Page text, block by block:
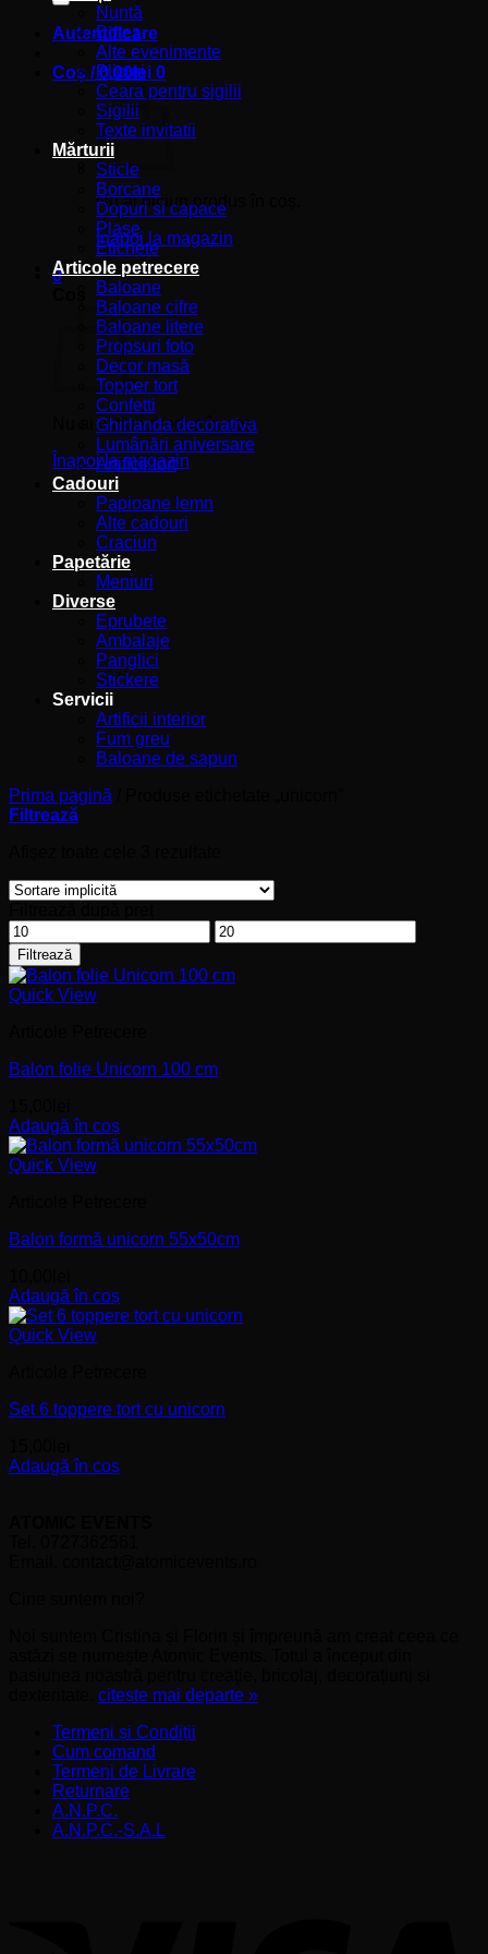
Autentificare
Coș /0,00lei 0
Nu ai niciun produs în coș.
Înapoi la magazin
0
Nu ai niciun produs în coș.
Înapoi la magazin
Nuntă
Botez
Alte evenimente
Plicuri
Ceara pentru sigilii
Sigilii
Texte invitatii
Mărturii
Sticle
Borcane
Dopuri si capace
Plase
Etichete
Articole petrecere
Baloane
Baloane cifre
Baloane litere
Propsuri foto
Decor masă
Topper tort
Confetti
Ghirlanda decorativa
Lumânări aniversare
Artificii tort
Cadouri
Papioane lemn
Alte cadouri
Craciun
Papetărie
Meniuri
Diverse
Eprubete
Ambalaje
Panglici
Stickere
Servicii
Artificii interior
Fum greu
Baloane de sapun
Prima pagină
Filtrează
Preț
minim
Preț
maxim
Filtrează
Quick View
Balon folie Unicorn 100 cm
Adaugă în coș
Quick View
Balon formă unicorn 55x50cm
Adaugă în coș
Quick View
Set 6 toppere tort cu unicorn
Adaugă în coș
citește mai departe »
Termeni și Condiții
Cum comand
Termeni de Livrare
Returnare
A.N.P.C.
A.N.P.C.-S.A.L